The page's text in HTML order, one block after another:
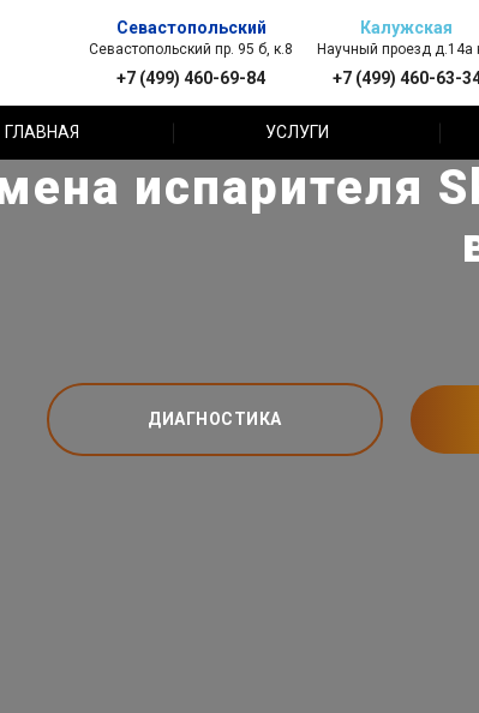
Севастопольский
Севастопольский пр. 95 б, к.8
+7 (499) 460-69-84
Калужская
Научный проезд д.14а
+7 (499) 460-63-
ГЛАВНАЯ УСЛУГИ
испарителя
ДИАГНОСТИКА